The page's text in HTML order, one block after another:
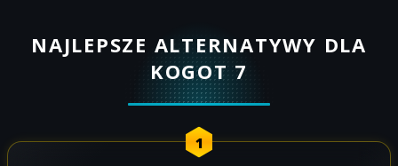
NAJLEPSZE ALTERNATYWY DLA
KOGOT 7
1